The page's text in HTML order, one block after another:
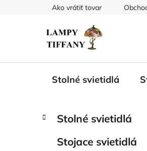
Ako vrátiť tovar
Stolné svietidlá
B
kategórie
a
Stolné svietidlá
Stojace svietidlá